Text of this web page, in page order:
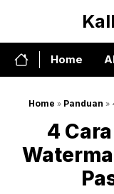
content
Home
Home » Panduan »
Video, Pasti Gampang!
4